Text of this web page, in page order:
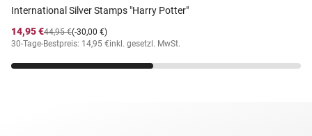
International Silver Stamps "Harry Potter"
14,95 €
(-30,00 €)
44,95 €
30-Tage-Bestpreis: 14,95 €inkl. gesetzl. MwSt.